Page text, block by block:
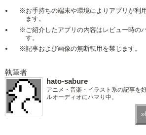
※お手持ちの端末や環境によりアプリが利
ます。
※ご紹介したアプリの内容はレビュー時の
す。
※記事および画像の無断転用を禁じます。
執筆者
hato-sabure
アニメ・音楽・イラスト系の記事を
ルオーディオにハマり中。